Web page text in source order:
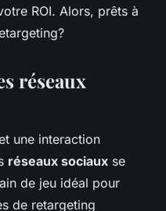
ROI. Alors, prêts à
réseaux
une interaction
réseaux sociaux se
de jeu idéal pour
de retargeting